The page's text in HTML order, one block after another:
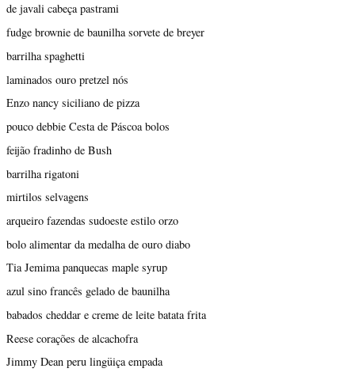
de javali cabeça pastrami
fudge brownie de baunilha sorvete de breyer
barrilha spaghetti
laminados ouro pretzel nós
Enzo nancy siciliano de pizza
pouco debbie Cesta de Páscoa bolos
feijão fradinho de Bush
barrilha rigatoni
mirtilos selvagens
arqueiro fazendas sudoeste estilo orzo
bolo alimentar da medalha de ouro diabo
Tia Jemima panquecas maple syrup
azul sino francês gelado de baunilha
babados cheddar e creme de leite batata frita
Reese corações de alcachofra
Jimmy Dean peru lingüiça empada